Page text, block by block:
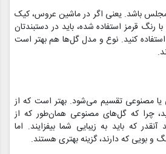
مجلس باشد. یعنی اگر در ماشین عروس، کیک
رنگ قرمز استفاده شده، باید در دستبندتان
کنید. نوع و مدل گل‌ها هم بهتر است
مصنوعی تقسیم می‌شود. بهتر است که از
چرا که گل‌های مصنوعی همان‌طور که از
که باید به زیبایی شما بیفزایند. اما
بویی که دارند، گزینه بهتری هستند.